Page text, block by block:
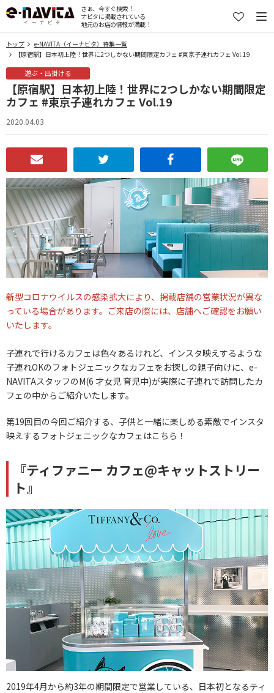
さぁ、今すぐ検索！
ナビタに掲載されている
地元のお店の情報が満載！
トップ
e-NAVITA（イーナビタ）特集一覧
【原宿駅】日本初上陸！世界に2つしかない期間限定カフェ #東京子連れカフェ Vol.19
遊ぶ・出掛ける
【原宿駅】日本初上陸！世界に2つしかない期間限定
カフェ #東京子連れカフェ Vol.19
2020.04.03
新型コロナウイルスの感染拡大により、掲載店舗の営業状況が異な
っている場合があります。ご来店の際には、店舗へご確認をお願い
いたします。
子連れで行けるカフェは色々あるけれど、インスタ映えするような
子連れOKのフォトジェニックなカフェをお探しの親子向けに、e-
NAVITAスタッフのM(6 才女児 育児中)が実際に子連れで訪問したカ
フェの中からご紹介いたします。
第19回目の今回ご紹介する、子供と一緒に楽しめる素敵でインスタ
映えするフォトジェニックなカフェはこちら！
『ティファニー カフェ@キャットストリー
ト』
2019年4月から約3年の期間限定で営業している、日本初となるティ